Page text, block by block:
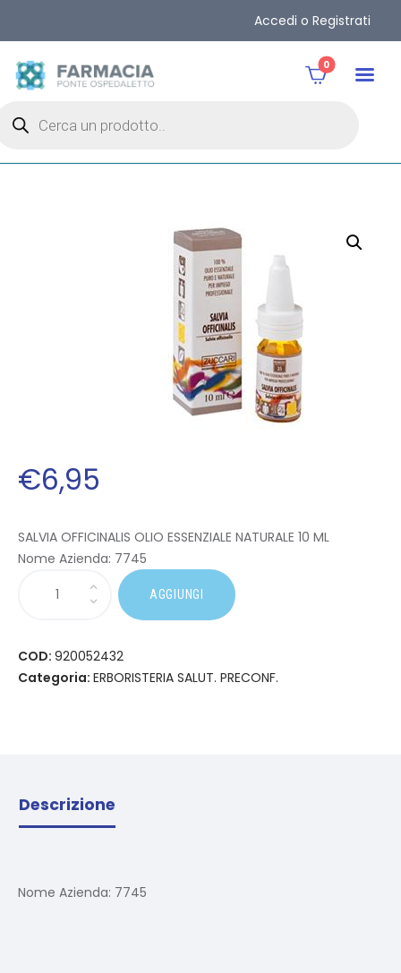
Accedi o Registrati
0
€6,95
SALVIA OFFICINALIS OLIO ESSENZIALE NATURALE 10 ML
Nome Azienda: 7745
AGGIUNGI
COD: 920052432
Categoria: ERBORISTERIA SALUT. PRECONF.
Descrizione
Nome Azienda: 7745